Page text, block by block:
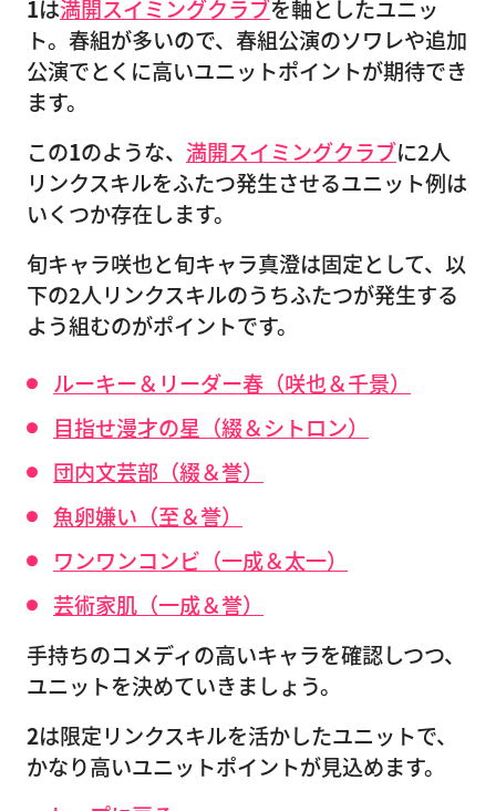
1は満開スイミングクラブを軸としたユニッ
ト。春組が多いので、春組公演のソワレや追加
公演でとくに高いユニットポイントが期待でき
ます。
この1のような、 満開スイミングクラブに2人
リンクスキルをふたつ発生させるユニット例は
いくつか存在します。
旬キャラ咲也と旬キャラ真澄は固定として、以
下の2人リンクスキルのうちふたつが発生する
よう組むのがポイントです。
ルーキー＆リーダー春（咲也＆千景）
目指せ漫才の星（綴＆シトロン）
団内文芸部（綴＆誉）
魚卵嫌い（至＆誉）
ワンワンコンビ（一成＆太一）
芸術家肌（一成＆誉）
手持ちのコメディの高いキャラを確認しつつ、
ユニットを決めていきましょう。
2は限定リンクスキルを活かしたユニットで、
かなり高いユニットポイントが見込めます。